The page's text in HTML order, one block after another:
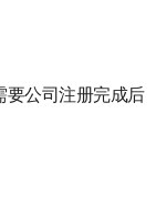
要公司注册完成后